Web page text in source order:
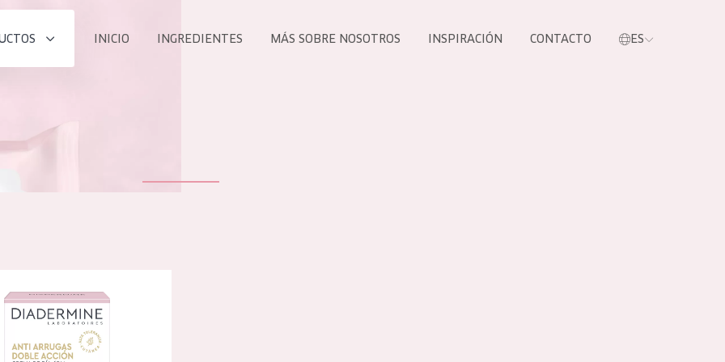
EDAD
Todas las edades
INICIO INGREDIENTES MÁS SOBRE NOSOTROS INSPIRACIÓN CONTACTO ES